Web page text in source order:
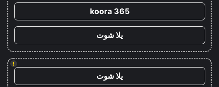
koora 365
يلا شوت
!
يلا شوت